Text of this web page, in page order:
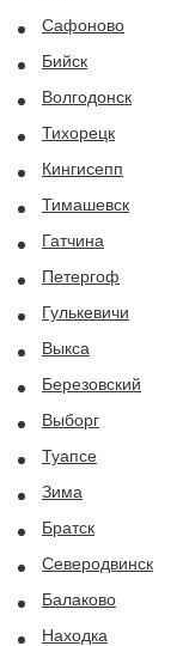
Сафоново
Бийск
Волгодонск
Тихорецк
Кингисепп
Тимашевск
Гатчина
Петергоф
Гулькевичи
Выкса
Березовский
Выборг
Туапсе
Зима
Братск
Северодвинск
Балаково
Находка